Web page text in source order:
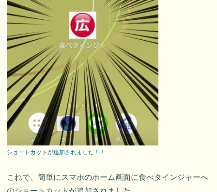
ショートカットが追加されました！！
これで、簡単にスマホのホーム画面に食べタインジャーへ